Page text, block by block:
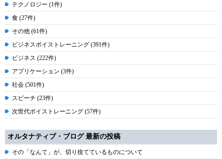
テクノロジー (1件)
食 (27件)
その他 (61件)
ビジネスボイストレーニング (391件)
ビジネス (222件)
アプリケーション (3件)
社会 (501件)
スピーチ (23件)
次世代ボイストレーニング (57件)
オルタナティブ・ブログ 最新の投稿
その「なんて」が、切り捨てているものについて